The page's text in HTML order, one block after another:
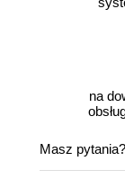
na
Masz